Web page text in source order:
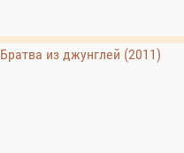
Братва из джунглей (2011)